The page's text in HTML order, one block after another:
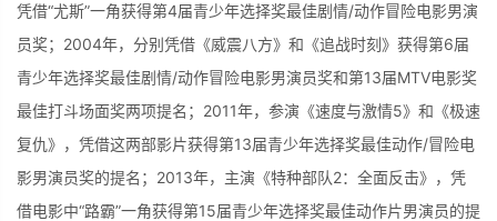
凭借“尤斯”一角获得第4届青少年选择奖最佳剧情/动作冒险电影男演
员奖；2004年，分别凭借《威震八方》和《追战时刻》获得第6届
青少年选择奖最佳剧情/动作冒险电影男演员奖和第13届MTV电影奖
最佳打斗场面奖两项提名；2011年，参演《速度与激情5》和《极速
复仇》，凭借这两部影片获得第13届青少年选择奖最佳动作/冒险电
影男演员奖的提名；2013年，主演《特种部队2：全面反击》，凭
借电影中“路霸”一角获得第15届青少年选择奖最佳动作片男演员的提